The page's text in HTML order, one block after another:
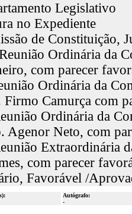
Legislativo
no Expediente
de Constituição,
Ordinária da
com parecer
Ordinária da
Camurça com
Ordinária da
Agenor Neto, com
Extraordinária
com parecer
Favorável /
Autógrafo:
-